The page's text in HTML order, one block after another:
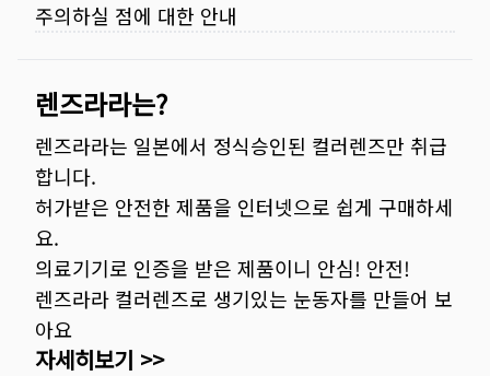
주의하실 점에 대한 안내
렌즈라라는?
렌즈라라는 일본에서 정식승인된 컬러렌즈만 취급
합니다.
허가받은 안전한 제품을 인터넷으로 쉽게 구매하세
요.
의료기기로 인증을 받은 제품이니 안심! 안전!
렌즈라라 컬러렌즈로 생기있는 눈동자를 만들어 보
아요
자세히보기 >>